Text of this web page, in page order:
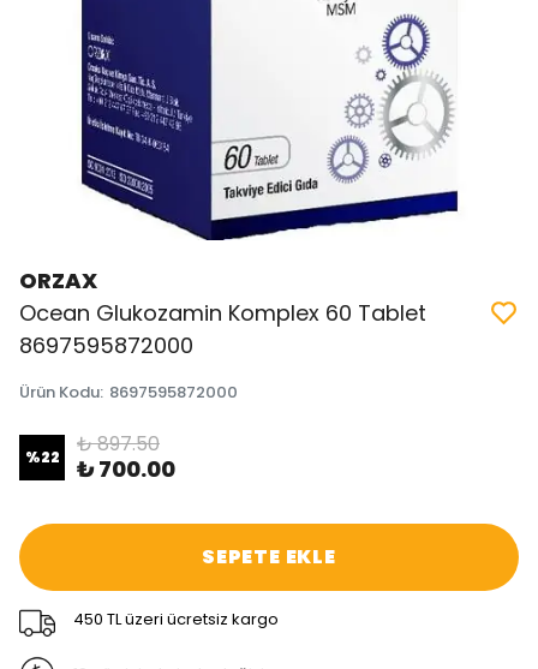
ORZAX
Ocean Glukozamin Komplex 60 Tablet
8697595872000
Ürün Kodu: 8697595872000
%22 ₺ 897.50
₺ 700.00
SEPETE EKLE
450 TL üzeri ücretsiz kargo